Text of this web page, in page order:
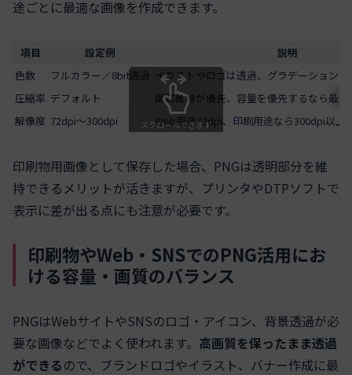
途ごとに最適な画像を作成できます。
項目 設定例
説明
色数
フルカラー／8bit透過 イラストやロゴは透過、グラデーション
圧縮率 デフォルト
画質維持が優先、容量を優先するなら最
解像度 72dpi～300dpi Web用途72dpi、印刷用途なら300dpi以上
スクロールできます
印刷物用画像として保存した場合、PNGは透明部分を維
持できるメリットが活きますが、プリンタやDTPソフトで
表示に差が出る点にも注意が必要です。
印刷物やWeb・SNSでのPNG活用にお
ける容量・画質のバランス
PNGはWebサイトやSNSのロゴ・アイコン、背景透過が必
要な画像などでよく使われます。 高画質を保ったまま透過
ができるので、ブランドロゴやイラスト、バナー作成に最